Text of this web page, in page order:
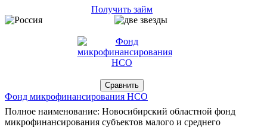
Получить займ
Фонд микрофинансирования НСО
Полное наименование: Новосибирский областной фонд
микрофинансирования субъектов малого и среднего